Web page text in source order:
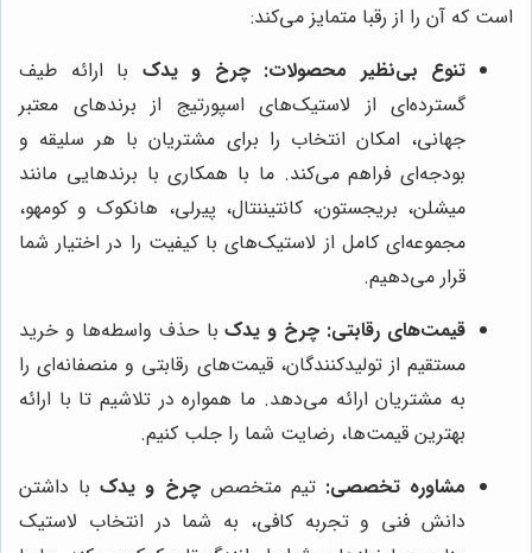
است که آن را از رقبا متمایز می‌کند:
تنوع بی‌نظیر محصولات: چرخ و یدک با ارائه طیف
گسترده‌ای از لاستیک‌های اسپورتیج از برندهای معتبر
جهانی، امکان انتخاب را برای مشتریان با هر سلیقه و
بودجه‌ای فراهم می‌کند. ما با همکاری با برندهایی مانند
میشلن، بریجستون، کانتیننتال، پیرلی، هانکوک و کومهو،
مجموعه‌ای کامل از لاستیک‌های با کیفیت را در اختیار شما
قرار می‌دهیم.
قیمت‌های رقابتی: چرخ و یدکبا حذف واسطه‌ها و خرید
مستقیم از تولیدکنندگان، قیمت‌های رقابتی و منصفانه‌ای را
به مشتریان ارائه می‌دهد. ما همواره در تلاشیم تا با ارائه
بهترین قیمت‌ها، رضایت شما را جلب کنیم.
مشاوره تخصصی: تیم متخصصچرخ و یدکبا داشتن
دانش فنی و تجربه کافی، به شما در انتخاب لاستیک